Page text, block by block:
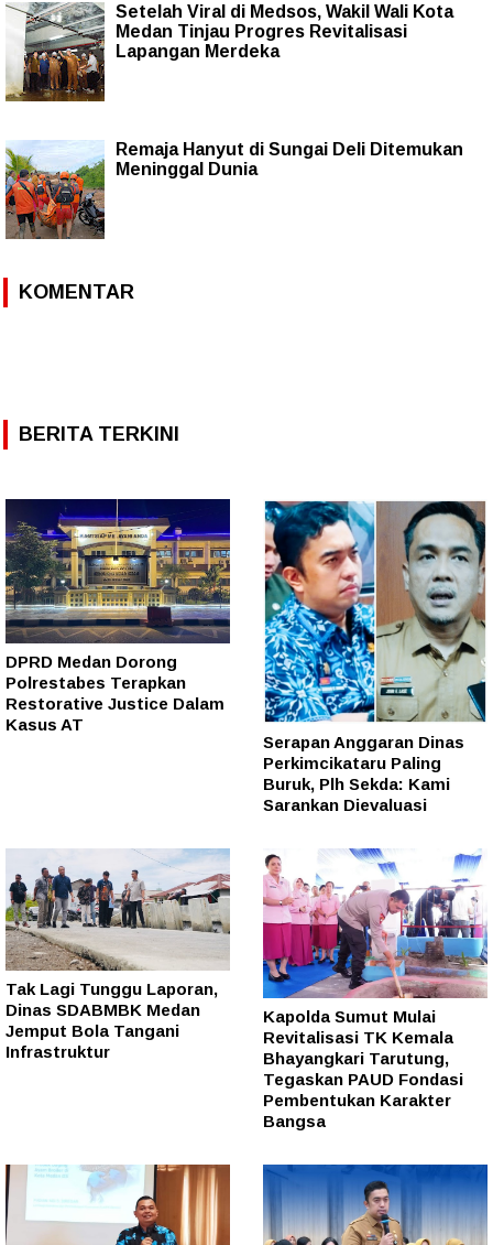
Setelah Viral di Medsos, Wakil Wali Kota
Medan Tinjau Progres Revitalisasi
Lapangan Merdeka
Remaja Hanyut di Sungai Deli Ditemukan
Meninggal Dunia
KOMENTAR
BERITA TERKINI
DPRD Medan Dorong
Polrestabes Terapkan
Restorative Justice Dalam
Kasus AT
Serapan Anggaran Dinas
Perkimcikataru Paling
Buruk, Plh Sekda: Kami
Sarankan Dievaluasi
Tak Lagi Tunggu Laporan,
Dinas SDABMBK Medan
Jemput Bola Tangani
Infrastruktur
Kapolda Sumut Mulai
Revitalisasi TK Kemala
Bhayangkari Tarutung,
Tegaskan PAUD Fondasi
Pembentukan Karakter
Bangsa